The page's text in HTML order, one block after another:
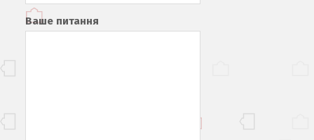
Ваше питання